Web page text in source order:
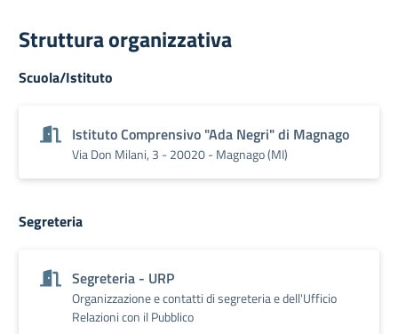
Struttura organizzativa
Scuola/Istituto
Istituto Comprensivo "Ada Negri" di Magnago
Via Don Milani, 3 - 20020 - Magnago (MI)
Segreteria
Segreteria - URP
Organizzazione e contatti di segreteria e dell'Ufficio
Relazioni con il Pubblico